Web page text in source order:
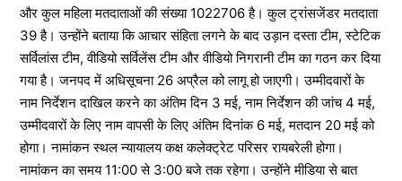
और कुल महिला मतदाताओं की संख्या 1022706 है। कुल ट्रांसजेंडर मतदाता
39 है। उन्होंने बताया कि आचार संहिता लगने के बाद उड़ान दस्ता टीम, स्टेटिक
सर्विलांस टीम, वीडियो सर्विलेंस टीम और वीडियो निगरानी टीम का गठन कर दिया
गया है। जनपद में अधिसूचना 26 अप्रैल को लागू हो जाएगी। उम्मीदवारों के
नाम निर्देशन दाखिल करने का अंतिम दिन 3 मई, नाम निर्देशन की जांच 4 मई,
उम्मीदवारों के लिए नाम वापसी के लिए अंतिम दिनांक 6 मई, मतदान 20 मई को
होगा। नामांकन स्थल न्यायालय कक्ष कलेक्ट्रेट परिसर रायबरेली होगा।
नामांकन का समय 11:00 से 3:00 बजे तक रहेगा। उन्होंने मीडिया से बात